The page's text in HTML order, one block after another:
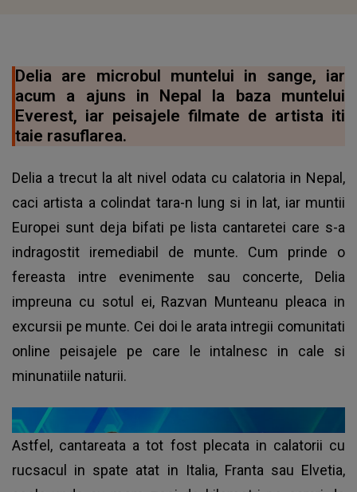
Delia are microbul muntelui in sange, iar
acum a ajuns in Nepal la baza muntelui
Everest, iar peisajele filmate de artista iti
taie rasuflarea.
Delia a trecut la alt nivel odata cu calatoria in Nepal,
caci artista a colindat tara-n lung si in lat, iar muntii
Europei sunt deja bifati pe lista cantaretei care s-a
indragostit iremediabil de munte. Cum prinde o
fereasta intre evenimente sau concerte, Delia
impreuna cu sotul ei, Razvan Munteanu pleaca in
excursii pe munte. Cei doi le arata intregii comunitati
online peisajele pe care le intalnesc in cale si
minunatiile naturii.
Astfel, cantareata a tot fost plecata in calatorii cu
rucsacul in spate atat in Italia, Franta sau Elvetia,